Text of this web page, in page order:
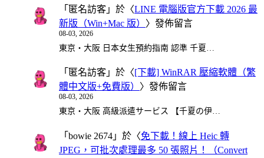
「 匿名訪客 」於〈LINE 電腦版官方下載 2026 最
新版（Win+Mac 版） 〉發佈留言
08-03, 2026
東京・大阪 日本女生預約指南 認準 千夏…
「 匿名訪客 」於〈[下載] WinRAR 壓縮軟體（繁
體中文版+免費版） 〉發佈留言
08-03, 2026
東京・大阪 高級派遣サービス 【千夏の伊…
「 bowie 2674 」於〈免下載！線上 Heic 轉
JPEG，可批次處理最多 50 張照片！（Convert